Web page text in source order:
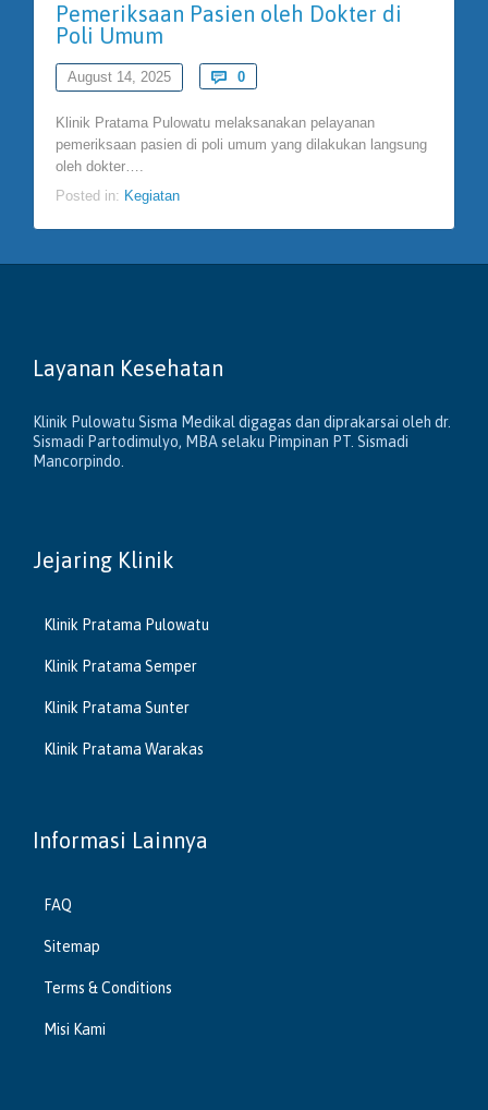
Pemeriksaan Pasien oleh Dokter di
Poli Umum
August 14, 2025  0Comments
Klinik Pratama Pulowatu melaksanakan pelayanan
pemeriksaan pasien di poli umum yang dilakukan langsung
oleh dokter….
Posted in: Kegiatan
Layanan Kesehatan
Klinik Pulowatu Sisma Medikal digagas dan diprakarsai oleh dr.
Sismadi Partodimulyo, MBA selaku Pimpinan PT. Sismadi
Mancorpindo.
Jejaring Klinik
Klinik Pratama Pulowatu
Klinik Pratama Semper
Klinik Pratama Sunter
Klinik Pratama Warakas
Informasi Lainnya
FAQ
Sitemap
Terms & Conditions
Misi Kami